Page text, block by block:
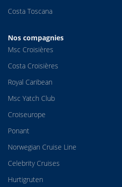
Costa Toscana
Nos compagnies
Msc Croisières
Costa Croisières
Royal Caribean
Msc Yatch Club
Croiseurope
Ponant
Norwegian Cruise Line
Celebrity Cruises
Hurtigruten